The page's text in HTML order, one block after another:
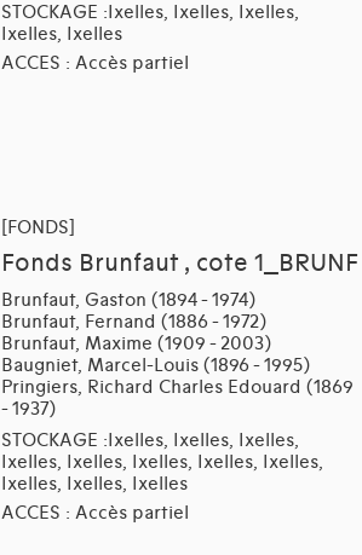
STOCKAGE :Ixelles, Ixelles, Ixelles,
Ixelles, Ixelles
ACCES : Accès partiel
[FONDS]
Fonds Brunfaut , cote 1_BRUNF
Brunfaut, Gaston (1894 - 1974)
Brunfaut, Fernand (1886 - 1972)
Brunfaut, Maxime (1909 - 2003)
Baugniet, Marcel-Louis (1896 - 1995)
Pringiers, Richard Charles Edouard (1869
- 1937)
STOCKAGE :Ixelles, Ixelles, Ixelles,
Ixelles, Ixelles, Ixelles, Ixelles, Ixelles,
Ixelles, Ixelles, Ixelles
ACCES : Accès partiel